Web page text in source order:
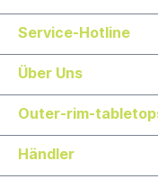
Service-Hotline
Über Uns
Outer-rim-
Händler